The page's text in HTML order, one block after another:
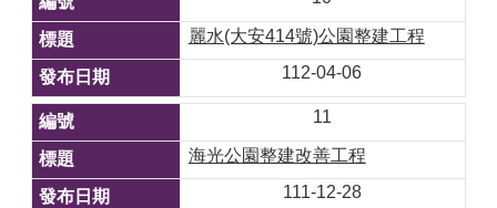
麗水(大安414號)公園整建工程
112-04-06
11
海光公園整建改善工程
111-12-28